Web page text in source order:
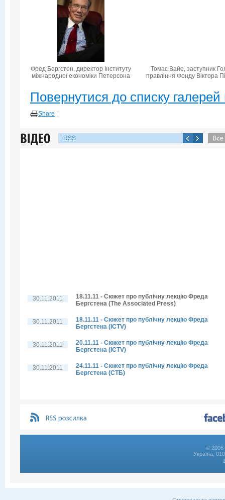
Фред Бергстен, директор Інституту
міжнародної економіки Петерсона
Томас Вайе, заступник
правління Фонду Віктора
Повернутися до списку галерей
Share
RSS
30.11.2011
18.11.11 - Сюжет про публічну лекцію Фреда
Бергстена (The Associated Press)
30.11.2011
18.11.11 - Сюжет про публічну лекцію Фреда
Бергстена (ICTV)
30.11.2011
20.11.11 - Сюжет про публічну лекцію Фреда
Бергстена (ICTV)
30.11.2011
24.11.11 - Сюжет про публічну лекцію Фреда
Бергстена (СТБ)
© 2006
Україна,